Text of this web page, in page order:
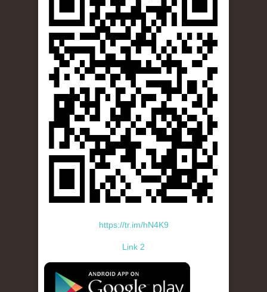
https://tr.im/hN4K9
Link 2
standard-icon-googleplay-app-store.png